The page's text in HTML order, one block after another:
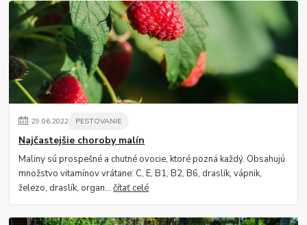
29.06.2022 PESTOVANIE
Najčastejšie choroby malín
Maliny sú prospešné a chutné ovocie, ktoré pozná každý. Obsahujú
množstvo vitamínov vrátane: C, E, B1, B2, B6, draslík, vápnik,
železo, draslík, organ...čítať celé